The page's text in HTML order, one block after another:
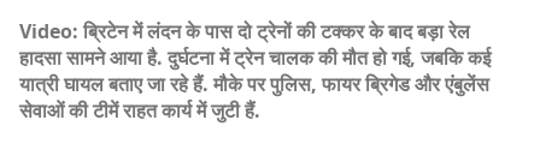
Video: ब्रिटेन में लंदन के पास दो ट्रेनों की टक्कर के बाद बड़ा रेल
हादसा सामने आया है. दुर्घटना में ट्रेन चालक की मौत हो गई, जबकि कई
यात्री घायल बताए जा रहे हैं. मौके पर पुलिस, फायर ब्रिगेड और एंबुलेंस
सेवाओं की टीमें राहत कार्य में जुटी हैं.